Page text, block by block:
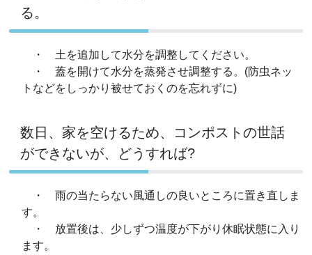
る。
・ 土を追加して水分を調整してください。
・ 蓋を開けて水分を蒸発させ調整する。(防虫ネッ
トなどをしっかり被せておくのを忘れずに)
数日、家を空けるため、コンポストの世話
ができないが、どうすれば?
・ 雨の当たらない風通しの良いところに置き直しま
す。
・ 放置後は、少しずつ温度が下がり休眠状態に入り
ます。